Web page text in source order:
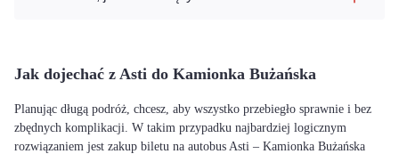
Jak dojechać z Asti do Kamionka Bużańska
Planując długą podróż, chcesz, aby wszystko przebiegło sprawnie i bez
zbędnych komplikacji. W takim przypadku najbardziej logicznym
rozwiązaniem jest zakup biletu na autobus Asti – Kamionka Bużańska